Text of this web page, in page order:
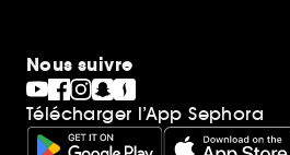
Nous suivre
Télécharger l’App Sephora